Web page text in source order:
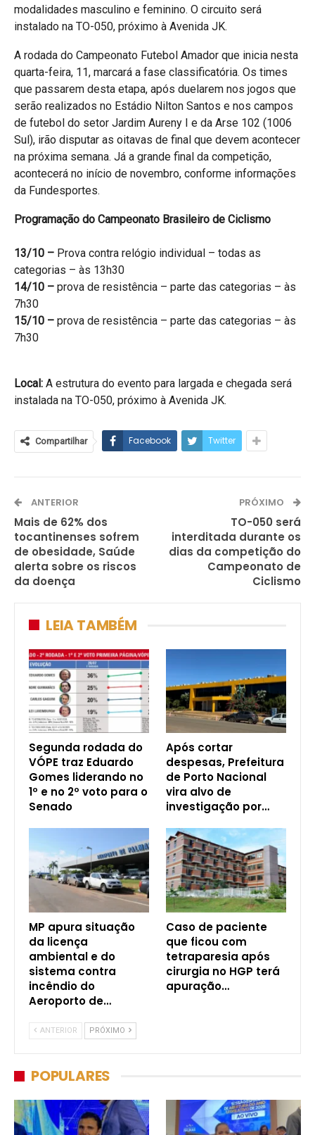
modalidades masculino e feminino. O circuito será
instalado na TO-050, próximo à Avenida JK.
A rodada do Campeonato Futebol Amador que inicia nesta
quarta-feira, 11, marcará a fase classificatória. Os times
que passarem desta etapa, após duelarem nos jogos que
serão realizados no Estádio Nilton Santos e nos campos
de futebol do setor Jardim Aureny I e da Arse 102 (1006
Sul), irão disputar as oitavas de final que devem acontecer
na próxima semana. Já a grande final da competição,
acontecerá no início de novembro, conforme informações
da Fundesportes.
Programação do Campeonato Brasileiro de Ciclismo
13/10 – Prova contra relógio individual – todas as
categorias – às 13h30
14/10 – prova de resistência – parte das categorias – às
7h30
15/10 – prova de resistência – parte das categorias – às
7h30
Local: A estrutura do evento para largada e chegada será
instalada na TO-050, próximo à Avenida JK.
Compartilhar Facebook Twitter
ANTERIOR
Mais de 62% dos
tocantinenses sofrem
de obesidade, Saúde
alerta sobre os riscos
da doença
PRÓXIMO
TO-050 será
interditada durante os
dias da competição do
Campeonato de
Ciclismo
LEIA TAMBÉM
Segunda rodada do
VÓPE traz Eduardo
Gomes liderando no
1º e no 2º voto para o
Senado
Após cortar
despesas, Prefeitura
de Porto Nacional
vira alvo de
investigação por…
MP apura situação
da licença
ambiental e do
sistema contra
incêndio do
Aeroporto de…
Caso de paciente
que ficou com
tetraparesia após
cirurgia no HGP terá
apuração…
ANTERIOR PRÓXIMO
POPULARES